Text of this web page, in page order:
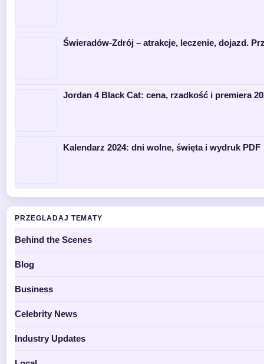
Świeradów-Zdrój – atrakcje, leczenie, dojazd.
Jordan 4 Black Cat: cena, rzadkość i premiera
Kalendarz 2024: dni wolne, święta i wydruk PDF
PRZEGLADAJ TEMATY
Behind the Scenes
Blog
Business
Celebrity News
Industry Updates